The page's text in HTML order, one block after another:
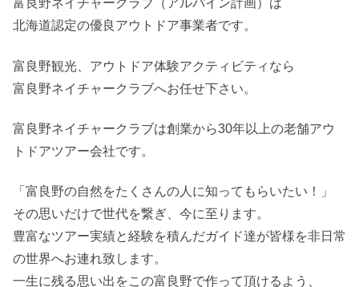
富良野ネイチャークラブ（アルパイン計画）は
北海道認定の優良アウトドア事業者です。
富良野観光、アウトドア体験アクティビティなら
富良野ネイチャークラブへお任せ下さい。
富良野ネイチャークラブは創業から30年以上の老舗アウ
トドアツアー会社です。
「富良野の自然をたくさんの人に知ってもらいたい！」
その思いだけで世代を繋ぎ、今に至ります。
豊富なツアー実績と経験を積んだガイド達が皆様を非日常
の世界へお連れ致します。
一生に残る思い出をこの富良野で作って頂けるよう、